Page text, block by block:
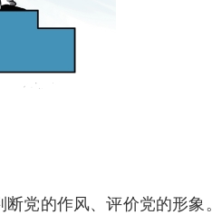
党的作风、评价党的形